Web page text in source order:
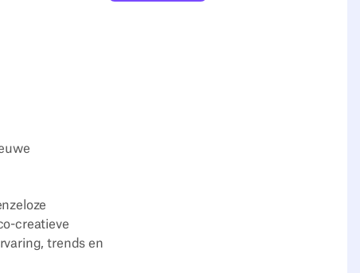
creatieve
trends en